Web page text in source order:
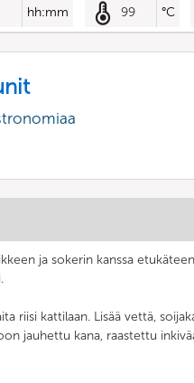
hh:mm 99 °C
ja sokerin kanssa
riisi kattilaan. Lisää vettä,
jauhettu kana, raastettu